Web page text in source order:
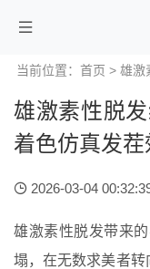
当前位置： 首页 > 雄激
雄激素性脱
着色仿真发茬
2026-03-04
雄激素性脱发带来
塌，在无数求美者